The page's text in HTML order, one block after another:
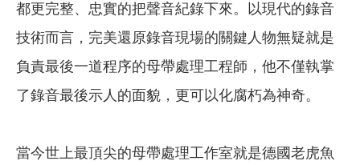
都更完整、忠實的把聲音紀錄下來。以現代的錄音
技術而言，完美還原錄音現場的關鍵人物無疑就是
負責最後一道程序的母帶處理工程師，他不僅執掌
了錄音最後示人的面貌，更可以化腐朽為神奇。
當今世上最頂尖的母帶處理工作室就是德國老虎魚